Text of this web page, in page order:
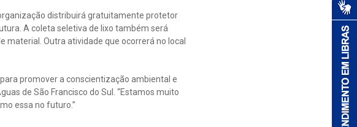
distribuirá gratuitamente protetor
A coleta seletiva de lixo também será
material. Outra atividade que ocorrerá no local
promover a conscientização ambiental e
de São Francisco do Sul. “Estamos muito
essa no futuro.”